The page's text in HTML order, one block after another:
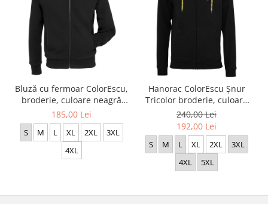
Bluză cu fermoar ColorEscu,
broderie, culoare neagră
CH23
185,00 Lei
S M L XL 2XL
3XL
4XL
Hanorac ColorEscu Șnur
Tricolor broderie, culoare
neagra CH27
240,00 Lei
192,00 Lei
S M L XL 2XL
3XL
4XL
5XL